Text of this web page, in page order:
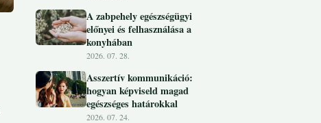
A zabpehely egészségügyi
előnyei és felhasználása a
konyhában
2026. 07. 28.
Asszertív kommunikáció:
hogyan képviseld magad
egészséges határokkal
2026. 07. 24.